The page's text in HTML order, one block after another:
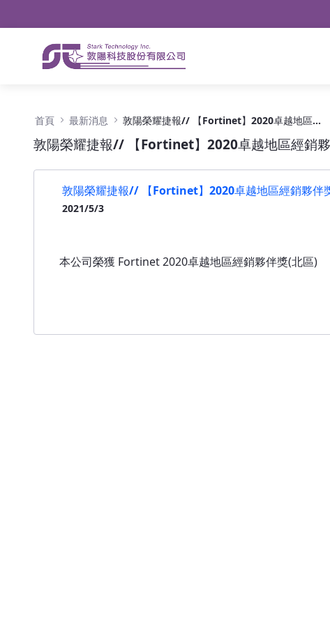
首頁 最新消息 敦陽榮耀捷報// 【Fortinet】2020卓越地區經銷夥伴獎
敦陽榮耀捷報// 【Fortinet】2020卓越地區經銷
敦陽榮耀捷報// 【Fortinet】2020卓越地區經銷夥伴
2021/5/3
本公司榮獲 Fortinet 2020卓越地區經銷夥伴獎(北區)